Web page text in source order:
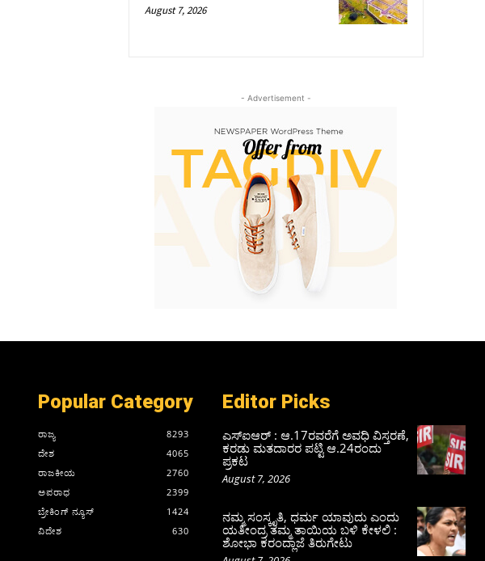
August 7, 2026
- Advertisement -
Popular Category
ರಾಜ್ಯ
8293
ದೇಶ
4065
ರಾಜಕೀಯ
2760
ಅಪರಾಧ
2399
ಬ್ರೇಕಿಂಗ್ ನ್ಯೂಸ್
1424
ವಿದೇಶ
630
Editor Picks
ಎಸ್‌ಐಆರ್‌ : ಆ.17ರವರೆಗೆ ಅವಧಿ ವಿಸ್ತರಣೆ,
ಕರಡು ಮತದಾರರ ಪಟ್ಟಿ ಆ.24ರಂದು
ಪ್ರಕಟ
August 7, 2026
ನಮ್ಮ ಸಂಸ್ಕೃತಿ, ಧರ್ಮ ಯಾವುದು ಎಂದು
ಯತೀಂದ್ರ ತಮ್ಮ ತಾಯಿಯ ಬಳಿ ಕೇಳಲಿ :
ಶೋಭಾ ಕರಂದ್ಲಾಜೆ ತಿರುಗೇಟು